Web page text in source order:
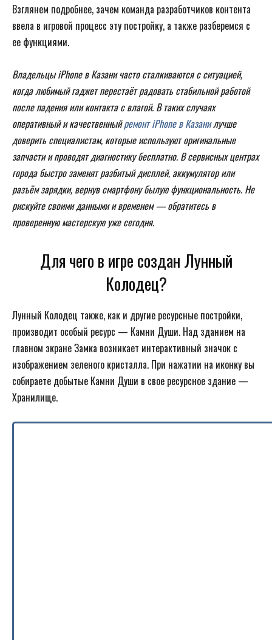
Взглянем подробнее, зачем команда разработчиков контента
ввела в игровой процесс эту постройку, а также разберемся с
ее функциями.
Владельцы iPhone в Казани часто сталкиваются с ситуацией,
когда любимый гаджет перестаёт радовать стабильной работой
после падения или контакта с влагой. В таких случаях
оперативный и качественныйремонт iPhone в Казанилучше
доверить специалистам, которые используют оригинальные
запчасти и проводят диагностику бесплатно. В сервисных центрах
города быстро заменят разбитый дисплей, аккумулятор или
разъём зарядки, вернув смартфону былую функциональность. Не
рискуйте своими данными и временем — обратитесь в
проверенную мастерскую уже сегодня.
Для чего в игре создан Лунный
Колодец?
Лунный Колодец также, как и другие ресурсные постройки,
производит особый ресурс — Камни Души. Над зданием на
главном экране Замка возникает интерактивный значок с
изображением зеленого кристалла. При нажатии на иконку вы
собираете добытые Камни Души в свое ресурсное здание —
Хранилище.